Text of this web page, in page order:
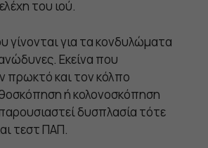
του ιού.
γίνονται για τα κονδυλώματα
Εκείνα που
πρωκτό και τον κόλπο
ή κολονοσκόπηση
δυσπλασία τότε
τεστ ΠΑΠ.